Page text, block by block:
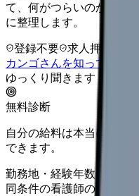
て、何がつらいのか、辞
に整理します。
登録不要 求人押し売り
カンゴさんを知ってから相
ゆっくり聞きます
無料診断
自分の給料は本当に上が
できます。
勤務地・経験年数・施設
同条件の看護師の中での